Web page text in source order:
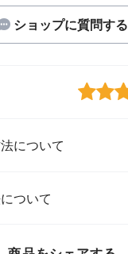
ショップに質問する
について
ついて